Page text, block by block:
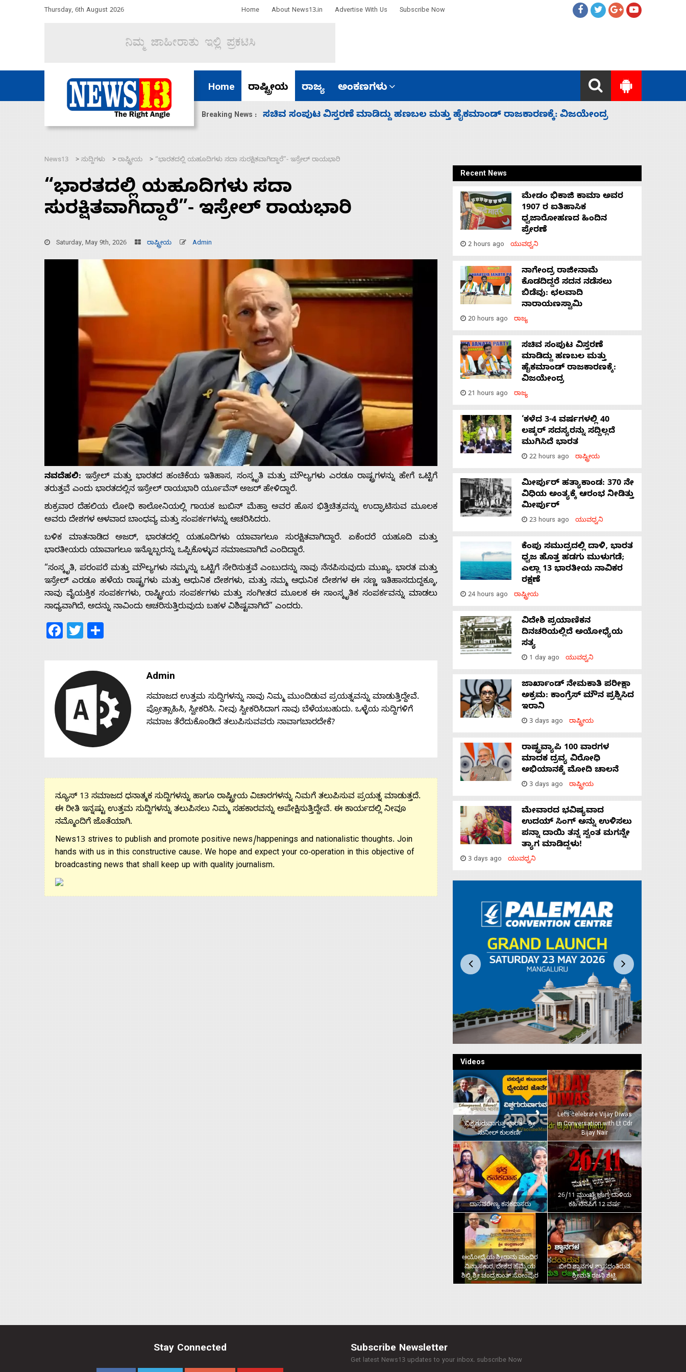
Thursday, 6th August 2026 Home About News13.in Advertise With Us Subscribe Now
Home ರಾಷ್ಟ್ರೀಯ ರಾಜ್ಯ ಅಂಕಣಗಳು
Breaking News :
ಹಣಬಲ ಮತ್ತು ಹೈಕಮಾಂಡ್ ರಾಜಕಾರಣಕ್ಕೆ: ವಿಜಯೇಂದ್ರ ‘ಕಳೆದ 3-4 ವರ್ಷಗಳಲ್ಲಿ 40 ಲಷ್ಕರ್ ಸದಸ್ಯರನ್ನು ಸದ್ದಿಲ್ಲದೆ ಮುಗಿಸಿದೆ ಭಾರತ
Advertise
Contact
News13 > ಸುದ್ದಿಗಳು > ರಾಷ್ಟ್ರೀಯ > “ಭಾರತದಲ್ಲಿ ಯಹೂದಿಗಳು ಸದಾ ಸುರಕ್ಷಿತವಾಗಿದ್ದಾರೆ”- ಇಸ್ರೇಲ್‌ ರಾಯಭಾರಿ
“ಭಾರತದಲ್ಲಿ ಯಹೂದಿಗಳು ಸದಾ
ಸುರಕ್ಷಿತವಾಗಿದ್ದಾರೆ”- ಇಸ್ರೇಲ್‌ ರಾಯಭಾರಿ
Saturday, May 9th, 2026 ರಾಷ್ಟ್ರೀಯ Admin
ನವದೆಹಲಿ: ಇಸ್ರೇಲ್ ಮತ್ತು ಭಾರತದ ಹಂಚಿಕೆಯ ಇತಿಹಾಸ, ಸಂಸ್ಕೃತಿ ಮತ್ತು ಮೌಲ್ಯಗಳು ಎರಡೂ ರಾಷ್ಟ್ರಗಳನ್ನು ಹೇಗೆ ಒಟ್ಟಿಗೆ
ತರುತ್ತವೆ ಎಂದು ಭಾರತದಲ್ಲಿನ ಇಸ್ರೇಲ್ ರಾಯಭಾರಿ ರ್ಯೂವೆನ್ ಅಜರ್ ಹೇಳಿದ್ದಾರೆ.
ಶುಕ್ರವಾರ ದೆಹಲಿಯ ಲೋಧಿ ಕಾಲೋನಿಯಲ್ಲಿ ಗಾಯಕ ಜುಬಿನ್ ಮೆಹ್ತಾ ಅವರ ಹೊಸ ಭಿತ್ತಿಚಿತ್ರವನ್ನು ಉದ್ಘಾಟಿಸುವ ಮೂಲಕ
ಅವರು ದೇಶಗಳ ಆಳವಾದ ಬಾಂಧವ್ಯ ಮತ್ತು ಸಂಪರ್ಕಗಳನ್ನು ಆಚರಿಸಿದರು.
ಬಳಿಕ ಮಾತನಾಡಿದ ಅಜರ್, ಭಾರತದಲ್ಲಿ ಯಹೂದಿಗಳು ಯಾವಾಗಲೂ ಸುರಕ್ಷಿತವಾಗಿದ್ದಾರೆ. ಏಕೆಂದರೆ ಯಹೂದಿ ಮತ್ತು
ಭಾರತೀಯರು ಯಾವಾಗಲೂ ಇನ್ನೊಬ್ಬರನ್ನು ಒಪ್ಪಿಕೊಳ್ಳುವ ಸಮಾಜವಾಗಿದೆ ಎಂದಿದ್ದಾರೆ.
“ಸಂಸ್ಕೃತಿ, ಪರಂಪರೆ ಮತ್ತು ಮೌಲ್ಯಗಳು ನಮ್ಮನ್ನು ಒಟ್ಟಿಗೆ ಸೇರಿಸುತ್ತವೆ ಎಂಬುದನ್ನು ನಾವು ನೆನಪಿಸುವುದು ಮುಖ್ಯ. ಭಾರತ ಮತ್ತು
ಇಸ್ರೇಲ್ ಎರಡೂ ಹಳೆಯ ರಾಷ್ಟ್ರಗಳು ಮತ್ತು ಆಧುನಿಕ ದೇಶಗಳು, ಮತ್ತು ನಮ್ಮ ಆಧುನಿಕ ದೇಶಗಳ ಈ ಸಣ್ಣ ಇತಿಹಾಸದುದ್ದಕ್ಕೂ,
ನಾವು ವೈಯಕ್ತಿಕ ಸಂಪರ್ಕಗಳು, ರಾಷ್ಟ್ರೀಯ ಸಂಪರ್ಕಗಳು ಮತ್ತು ಸಂಗೀತದ ಮೂಲಕ ಈ ಸಾಂಸ್ಕೃತಿಕ ಸಂಪರ್ಕವನ್ನು ಮಾಡಲು
ಸಾಧ್ಯವಾಗಿದೆ, ಅದನ್ನು ನಾವಿಂದು ಆಚರಿಸುತ್ತಿರುವುದು ಬಹಳ ವಿಶಿಷ್ಟವಾಗಿದೆ” ಎಂದರು.
Facebook
Twitter
Admin
ಸಮಾಜದ ಉತ್ತಮ ಸುದ್ದಿಗಳನ್ನು ನಾವು ನಿಮ್ಮ ಮುಂದಿಡುವ ಪ್ರಯತ್ನವನ್ನು ಮಾಡುತ್ತಿದ್ದೇವೆ.
ಪ್ರೋತ್ಸಾಹಿಸಿ, ಸ್ವೀಕರಿಸಿ. ನೀವು ಸ್ವೀಕರಿಸಿದಾಗ ನಾವು ಬೆಳೆಯಬಹುದು. ಒಳ್ಳೆಯ ಸುದ್ದಿಗಳಿಗೆ
ಸಮಾಜ ತೆರೆದುಕೊಂಡಿದೆ ತಲುಪಿಸುವವರು ನಾವಾಗಬಾರದೇಕೆ?
ನ್ಯೂಸ್ 13 ಸಮಾಜದ ಧನಾತ್ಮಕ ಸುದ್ದಿಗಳನ್ನು ಹಾಗೂ ರಾಷ್ಟ್ರೀಯ ವಿಚಾರಗಳನ್ನು ನಿಮಗೆ ತಲುಪಿಸುವ ಪ್ರಯತ್ನ ಮಾಡುತ್ತದೆ.
ಈ ರೀತಿ ಇನ್ನಷ್ಟು ಉತ್ತಮ ಸುದ್ದಿಗಳನ್ನು ತಲುಪಿಸಲು ನಿಮ್ಮ ಸಹಕಾರವನ್ನು ಅಪೇಕ್ಷಿಸುತ್ತಿದ್ದೇವೆ. ಈ ಕಾರ್ಯದಲ್ಲಿ ನೀವೂ
ನಮ್ಮೊಂದಿಗೆ ಜೊತೆಯಾಗಿ.
News13 strives to publish and promote positive news/happenings and nationalistic thoughts. Join
hands with us in this constructive cause. We hope and expect your co-operation in this objective of
broadcasting news that shall keep up with quality journalism.
Recent News
ಮೇಡಂ ಭಿಕಾಜಿ ಕಾಮಾ ಅವರ
1907 ರ ಐತಿಹಾಸಿಕ
ಧ್ವಜಾರೋಹಣದ ಹಿಂದಿನ
ಪ್ರೇರಣೆ
2 hours ago ಯುವಧ್ವನಿ
ನಾಗೇಂದ್ರ ರಾಜೀನಾಮೆ
ಕೊಡದಿದ್ದರೆ ಸದನ ನಡೆಸಲು
ಬಿಡೆವು: ಛಲವಾದಿ
ನಾರಾಯಣಸ್ವಾಮಿ
20 hours ago ರಾಜ್ಯ
ಸಚಿವ ಸಂಪುಟ ವಿಸ್ತರಣೆ
ಮಾಡಿದ್ದು ಹಣಬಲ ಮತ್ತು
ಹೈಕಮಾಂಡ್ ರಾಜಕಾರಣಕ್ಕೆ:
ವಿಜಯೇಂದ್ರ
21 hours ago ರಾಜ್ಯ
‘ಕಳೆದ 3-4 ವರ್ಷಗಳಲ್ಲಿ 40
ಲಷ್ಕರ್ ಸದಸ್ಯರನ್ನು ಸದ್ದಿಲ್ಲದೆ
ಮುಗಿಸಿದೆ ಭಾರತ
22 hours ago ರಾಷ್ಟ್ರೀಯ
ಮೀರ್ಪುರ್ ಹತ್ಯಾಕಾಂಡ: 370 ನೇ
ವಿಧಿಯ ಅಂತ್ಯಕ್ಕೆ ಆರಂಭ ನೀಡಿತ್ತು
ಮೀರ್ಪುರ್
23 hours ago ಯುವಧ್ವನಿ
ಕೆಂಪು ಸಮುದ್ರದಲ್ಲಿ ದಾಳಿ, ಭಾರತ
ಧ್ವಜ ಹೊತ್ತ ಹಡಗು ಮುಳುಗಡೆ;
ಎಲ್ಲಾ 13 ಭಾರತೀಯ ನಾವಿಕರ
ರಕ್ಷಣೆ
24 hours ago ರಾಷ್ಟ್ರೀಯ
ವಿದೇಶಿ ಪ್ರಯಾಣಿಕನ
ದಿನಚರಿಯಲ್ಲಿದೆ ಅಯೋಧ್ಯೆಯ
ಸತ್ಯ
1 day ago ಯುವಧ್ವನಿ
ಜಾರ್ಖಾಂಡ್‌ ನೇಮಕಾತಿ ಪರೀಕ್ಷಾ
ಅಕ್ರಮ: ಕಾಂಗ್ರೆಸ್‌ ಮೌನ ಪ್ರಶ್ನಿಸಿದ
ಇರಾನಿ
3 days ago ರಾಷ್ಟ್ರೀಯ
ರಾಷ್ಟ್ರವ್ಯಾಪಿ 100 ವಾರಗಳ
ಮಾದಕ ದ್ರವ್ಯ ವಿರೋಧಿ
ಅಭಿಯಾನಕ್ಕೆ ಮೋದಿ ಚಾಲನೆ
3 days ago ರಾಷ್ಟ್ರೀಯ
ಮೇವಾರದ ಭವಿಷ್ಯವಾದ
ಉದಯ್ ಸಿಂಗ್ ಅನ್ನು ಉಳಿಸಲು
ಪನ್ನಾ ದಾಯಿ ತನ್ನ ಸ್ವಂತ ಮಗನ್ನೇ
ತ್ಯಾಗ ಮಾಡಿದ್ದಳು!
3 days ago ಯುವಧ್ವನಿ
Videos
ವಿಶ್ವಗುರುವಾಗುತ್ತ ಭಾರತ – ಶ್ರೀ
ಸುನೀಲ್‌ ಕುಲಕರ್ಣಿ
Lets celebrate Vijay Diwas
in Conversation with Lt Cdr
Bijay Nair
ದಾಸವರೇಣ್ಯ ಕನಕದಾಸರು
26/11 ಮುಂಬೈ ಉಗ್ರ ದಾಳಿಯ
ಕಹಿ ನೆನಪಿಗೆ 12 ವರ್ಷ
ಅಯೋಧ್ಯೆಯ ಶ್ರೀರಾಮ ಮಂದಿರ
ವಿನ್ಯಾಸಕಾರ, ದೇಶದ ಹೆಮ್ಮೆಯ
ಶಿಲ್ಪಿ ಶ್ರೀ ಚಂದ್ರಕಾಂತ್‌ ಸೋಂಪುರ
ಬೀದಿ ಶ್ವಾನಗಳ ಶ್ವಾಸದಂತಿರುವ
ಶ್ರೀಮತಿ ರಜನಿ ಶೆಟ್ಟಿ
Stay Connected Subscribe Newsletter
Get latest News13 updates to your inbox. subscribe Now